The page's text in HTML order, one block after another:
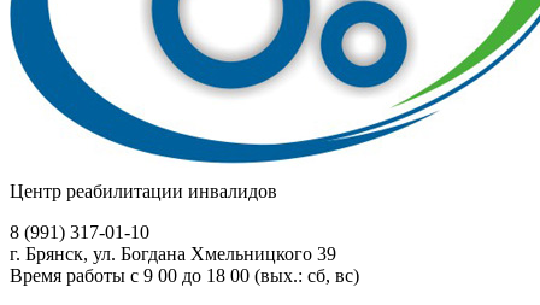
Центр реабилитации инвалидов
8 (991) 317-01-10
г. Брянск, ул. Богдана Хмельницкого 39
Время работы с 9 00 до 18 00 (вых.: сб, вс)